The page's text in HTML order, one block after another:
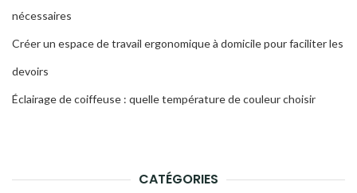
nécessaires
Créer un espace de travail ergonomique à domicile pour faciliter les
devoirs
Éclairage de coiffeuse : quelle température de couleur choisir
CATÉGORIES